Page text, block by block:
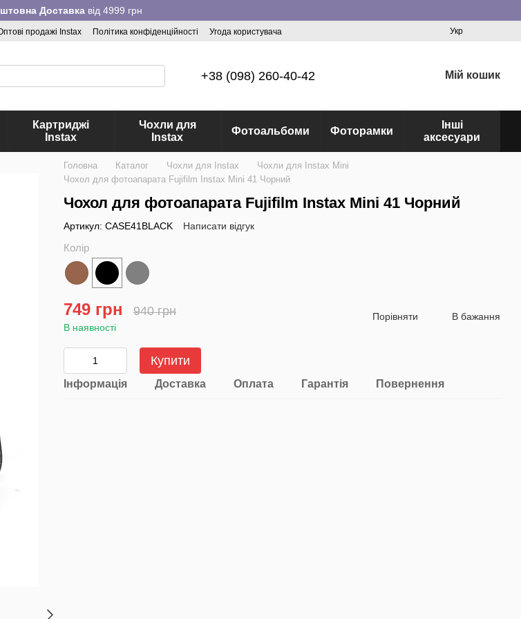
Доставкавід 4999 грн
продажі Instax Політика конфіденційності
Угода користувача
Укр
+38 (098) 260-40-42 Мій кошик
Картриджі
Instax
Чохли для
Instax
Фотоальбоми Фоторамки
Інші
аксесуари
Головна Каталог Чохли для Instax
Чохли для Instax Mini
Чохол для фотоапарата Fujifilm Instax Mini 41 Чорний
Чохол для фотоапарата Fujifilm Instax Mini 41 Чорний
Артикул: CASE41BLACK Написати відгук
Колір
749 грн 940 грн
В наявності
Порівняти В бажання
Купити
Інформація Доставка Оплата Гарантія Повернення